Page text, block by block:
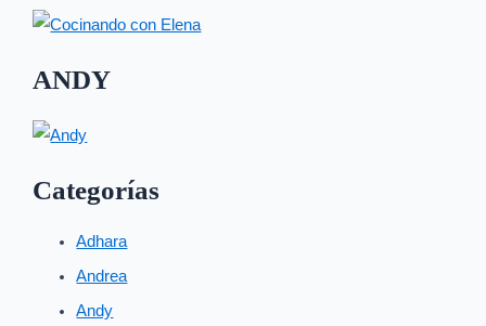
ANDY
Categorías
Adhara
Andrea
Andy